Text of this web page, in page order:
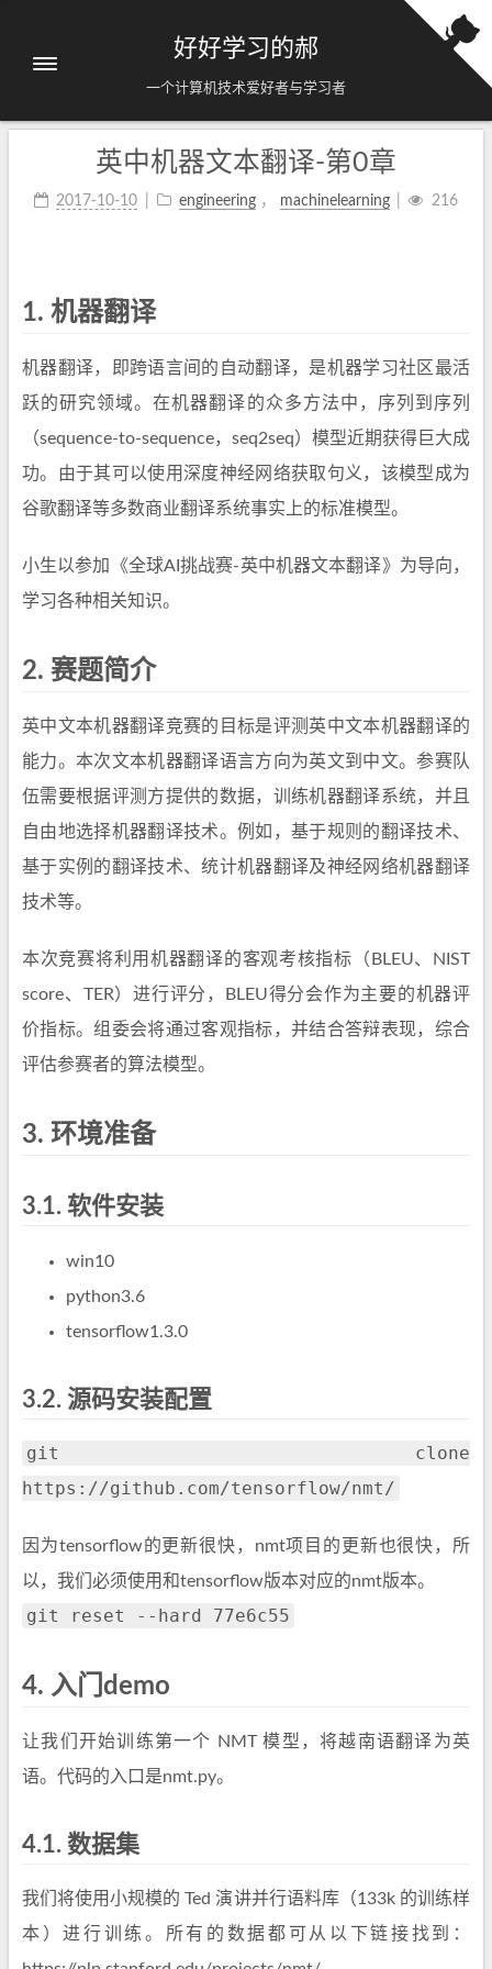
好好学习的郝
一个计算机技术爱好者与学习者
英中机器文本翻译-第0章
2017-10-10 engineering， machinelearning 216
1. 机器翻译
机器翻译，即跨语言间的自动翻译，是机器学习社区最活
跃的研究领域。在机器翻译的众多方法中，序列到序列
（sequence-to-sequence，seq2seq）模型近期获得巨大成
功。由于其可以使用深度神经网络获取句义，该模型成为
谷歌翻译等多数商业翻译系统事实上的标准模型。
小生以参加《全球AI挑战赛-英中机器文本翻译》为导向，
学习各种相关知识。
2. 赛题简介
英中文本机器翻译竞赛的目标是评测英中文本机器翻译的
能力。本次文本机器翻译语言方向为英文到中文。参赛队
伍需要根据评测方提供的数据，训练机器翻译系统，并且
自由地选择机器翻译技术。例如，基于规则的翻译技术、
基于实例的翻译技术、统计机器翻译及神经网络机器翻译
技术等。
本次竞赛将利用机器翻译的客观考核指标（BLEU、NIST
score、TER）进行评分，BLEU得分会作为主要的机器评
价指标。组委会将通过客观指标，并结合答辩表现，综合
评估参赛者的算法模型。
3. 环境准备
3.1. 软件安装
win10
python3.6
tensorflow1.3.0
3.2. 源码安装配置
git clone
https://github.com/tensorflow/nmt/
因为tensorflow的更新很快，nmt项目的更新也很快，所
以，我们必须使用和tensorflow版本对应的nmt版本。
git reset --hard 77e6c55
4. 入门demo
让我们开始训练第一个 NMT 模型，将越南语翻译为英
语。代码的入口是nmt.py。
4.1. 数据集
我们将使用小规模的 Ted 演讲并行语料库（133k 的训练样
本）进行训练。所有的数据都可从以下链接找到：